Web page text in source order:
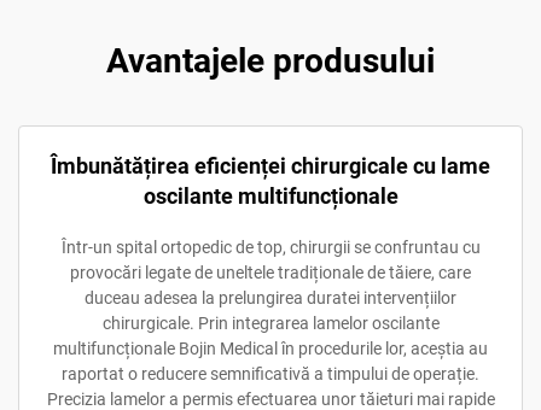
Avantajele produsului
Îmbunătățirea eficienței chirurgicale cu lame
oscilante multifuncționale
Într-un spital ortopedic de top, chirurgii se confruntau cu
provocări legate de uneltele tradiționale de tăiere, care
duceau adesea la prelungirea duratei intervențiilor
chirurgicale. Prin integrarea lamelor oscilante
multifuncționale Bojin Medical în procedurile lor, aceștia au
raportat o reducere semnificativă a timpului de operație.
Precizia lamelor a permis efectuarea unor tăieturi mai rapide